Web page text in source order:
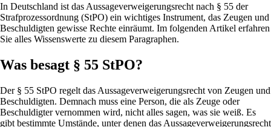
In Deutschland ist das Aussageverweigerungsrecht nach § 55 der
Strafprozessordnung (StPO) ein wichtiges Instrument, das Zeugen und
Beschuldigten gewisse Rechte einräumt. Im folgenden Artikel erfahren
Sie alles Wissenswerte zu diesem Paragraphen.
Was besagt § 55 StPO?
Der § 55 StPO regelt das Aussageverweigerungsrecht von Zeugen und
Beschuldigten. Demnach muss eine Person, die als Zeuge oder
Beschuldigter vernommen wird, nicht alles sagen, was sie weiß. Es
gibt bestimmte Umstände, unter denen das Aussageverweigerungsrecht